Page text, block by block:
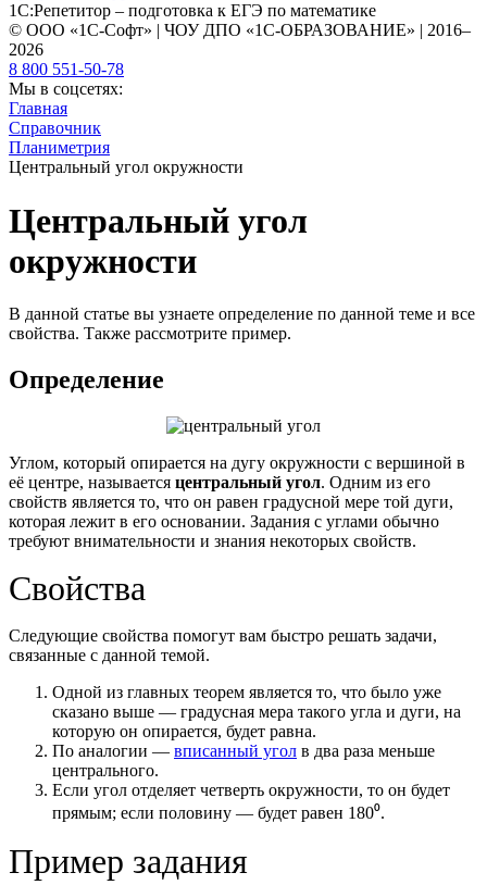
1С:Репетитор – подготовка к ЕГЭ по математике
© ООО «1С-Софт» | ЧОУ ДПО «1С-ОБРАЗОВАНИЕ» | 2016–
2026
8 800 551-50-78
Мы в соцсетях:
Главная
Справочник
Планиметрия
Центральный угол окружности
Центральный угол
окружности
В данной статье вы узнаете определение по данной теме и все
свойства. Также рассмотрите пример.
Определение
Углом, который опирается на дугу окружности с вершиной в
её центре, называется центральный угол. Одним из его
свойств является то, что он равен градусной мере той дуги,
которая лежит в его основании. Задания с углами обычно
требуют внимательности и знания некоторых свойств.
Свойства
Следующие свойства помогут вам быстро решать задачи,
связанные с данной темой.
Одной из главных теорем является то, что было уже
сказано выше ― градусная мера такого угла и дуги, на
которую он опирается, будет равна.
По аналогии ― вписанный угол в два раза меньше
центрального.
Если угол отделяет четверть окружности, то он будет
прямым; если половину ― будет равен 180⁰.
Пример задания